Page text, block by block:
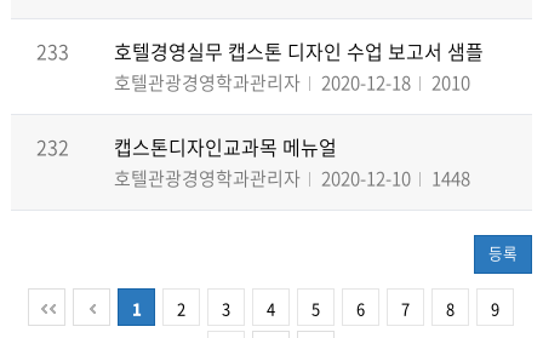
233 호텔경영실무 캡스톤 디자인 수업 보고서 샘플
호텔관광경영학과관리자 2020-12-18 2010
232 캡스톤디자인교과목 메뉴얼
호텔관광경영학과관리자 2020-12-10 1448
등록
1 2 3 4 5 6 7 8
9